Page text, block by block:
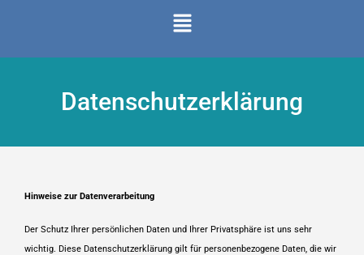
Datenschutzerklärung
Hinweise zur Datenverarbeitung
Der Schutz Ihrer persönlichen Daten und Ihrer Privatsphäre ist uns sehr
wichtig. Diese Datenschutzerklärung gilt für personenbezogene Daten, die wir